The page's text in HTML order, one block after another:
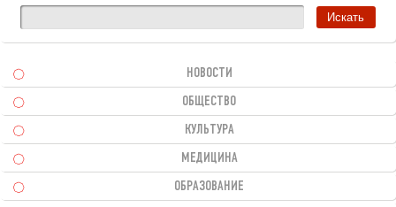
НОВОСТИ
ОБЩЕСТВО
КУЛЬТУРА
МЕДИЦИНА
ОБРАЗОВАНИЕ